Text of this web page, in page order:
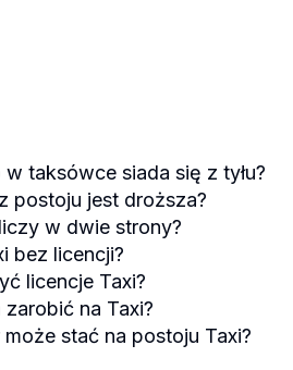
taksówce siada się z tyłu?
postoju jest droższa?
w dwie strony?
bez licencji?
licencje Taxi?
zarobić na Taxi?
stać na postoju Taxi?